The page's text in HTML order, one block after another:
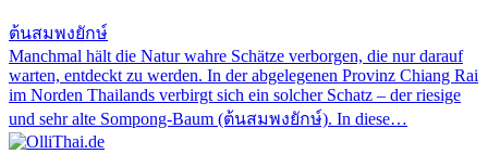
ต้นสมพงยักษ์
Manchmal hält die Natur wahre Schätze verborgen, die nur darauf
warten, entdeckt zu werden. In der abgelegenen Provinz Chiang Rai
im Norden Thailands verbirgt sich ein solcher Schatz – der riesige
und sehr alte Sompong-Baum (ต้นสมพงยักษ์). In diese…